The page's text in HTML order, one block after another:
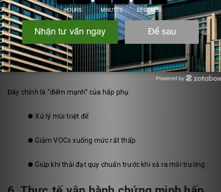
⏺️Đã đạt gần ngưỡng cho phép
⏺️Nhưng vẫn còn mùi nhẹ
⏺️Còn dư VOCs nồng độ thấp
Đây chính là “điểm mạnh” của hấp phụ:
⏺️ Xử lý mùi triệt để
⏺️ Giảm VOCs xuống mức rất thấp
⏺️ Giúp khí thải đạt quy chuẩn trước khi xả ra môi trường
Powered by